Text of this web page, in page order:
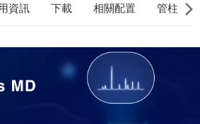
資訊 下載 相關配置 管柱